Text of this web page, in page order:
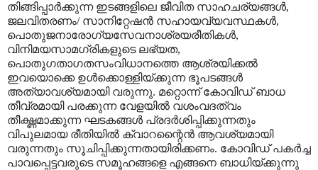
തിങ്ങിപ്പാർക്കുന്ന ഇടങ്ങളിലെ ജീവിത സാഹചര്യങ്ങൾ,
ജലവിതരണം/ സാനിറ്റേഷൻ സഹായവ്യവസ്ഥകൾ,
പൊതുജനാരോഗ്യസേവനാശ്രയരീതികൾ,
വിനിമയസാമഗ്രികളുടെ ലഭ്യത,
പൊതുഗതാഗതസംവിധാനത്തെ ആശ്രയിക്കൽ
ഇവയൊക്കെ ഉൾക്കൊള്ളിയ്ക്കുന്ന ഭൂപടങ്ങൾ
അത്യാവശ്യമായി വരുന്നു. മറ്റൊന്ന് കോവിഡ് ബാധ
തീവ്രമായി പരക്കുന്ന വേളയിൽ വശംവദത്വം
തീക്ഷ്ണമാക്കുന്ന ഘടകങ്ങൾ പ്രദർശിപ്പിക്കുന്നതും
വിപുലമായ രീതിയിൽ ക്വാറന്റൈൻ ആവശ്യമായി
വരുന്നതും സൂചിപ്പിക്കുന്നതായിരിക്കണം. കോവിഡ് പകർച്ച
പാവപ്പെട്ടവരുടെ സമൂഹങ്ങളെ എങ്ങനെ ബാധിയ്ക്കുന്നു